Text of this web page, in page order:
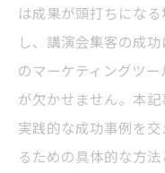
は成果が頭打ちにな
し、講演会集客の成
のマーケティングツ
が欠かせません。本
実践的な成功事例を
るための具体的な方